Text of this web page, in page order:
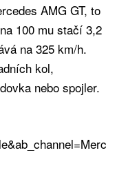
AMG GT, to
100 mu stačí 3,2
na 325 km/h.
kol,
nebo spojler.